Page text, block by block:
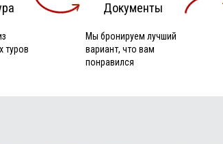
туров
Документы
Мы бронируем лучший
вариант, что вам
понравился